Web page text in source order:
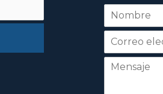
m
r
Nombre